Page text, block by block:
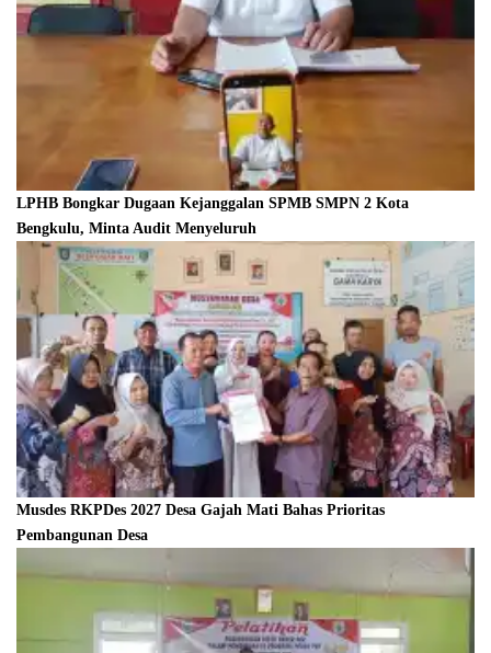
LPHB Bongkar Dugaan Kejanggalan SPMB SMPN 2 Kota
Bengkulu, Minta Audit Menyeluruh
Musdes RKPDes 2027 Desa Gajah Mati Bahas Prioritas
Pembangunan Desa